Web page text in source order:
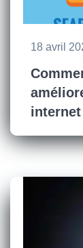
18 avril
internet